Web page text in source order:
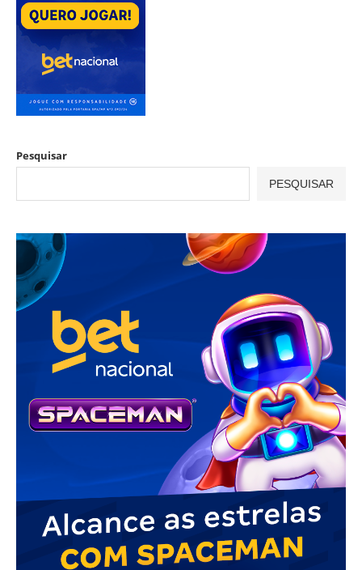
Pesquisar
PESQUISAR